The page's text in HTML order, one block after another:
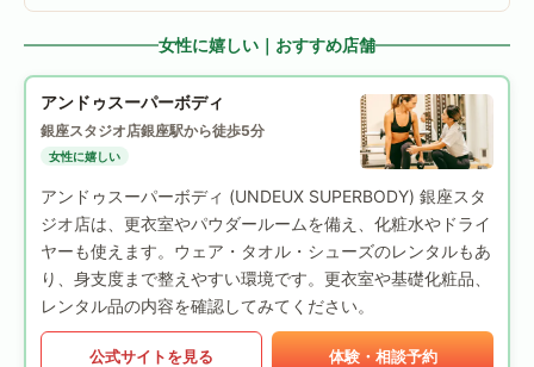
女性に嬉しい｜おすすめ店舗
アンドゥスーパーボディ
銀座スタジオ店銀座駅から徒歩5分
女性に嬉しい
アンドゥスーパーボディ (UNDEUX SUPERBODY) 銀座スタ
ジオ店は、更衣室やパウダールームを備え、化粧水やドライ
ヤーも使えます。ウェア・タオル・シューズのレンタルもあ
り、身支度まで整えやすい環境です。更衣室や基礎化粧品、
レンタル品の内容を確認してみてください。
公式サイトを見る 体験・相談予約